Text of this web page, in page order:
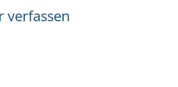
verfassen